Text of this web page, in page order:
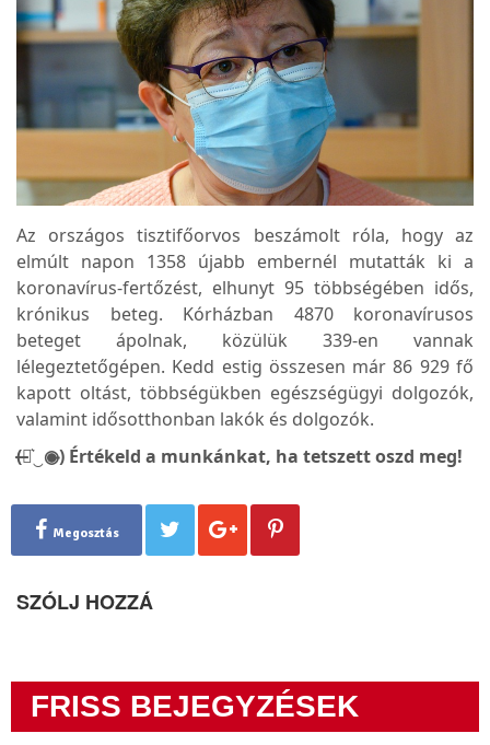
Az országos tisztifőorvos beszámolt róla, hogy az
elmúlt napon 1358 újabb embernél mutatták ki a
koronavírus-fertőzést, elhunyt 95 többségében idős,
krónikus beteg. Kórházban 4870 koronavírusos
beteget ápolnak, közülük 339-en vannak
lélegeztetőgépen. Kedd estig összesen már 86 929 fő
kapott oltást, többségükben egészségügyi dolgozók,
valamint idősotthonban lakók és dolgozók.
(̶◉͛‿◉̶) Értékeld a munkánkat, ha tetszett oszd meg!
Megosztás
SZÓLJ HOZZÁ
FRISS BEJEGYZÉSEK